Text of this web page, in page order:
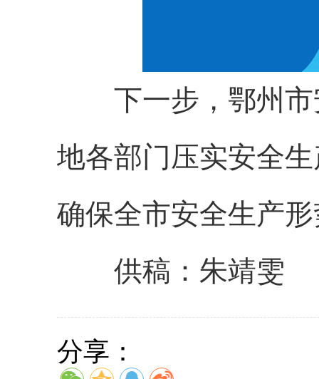
下一步，鄂州市
地各部门压实安全
确保全市安全生产
供稿：朱靖雯
分享：